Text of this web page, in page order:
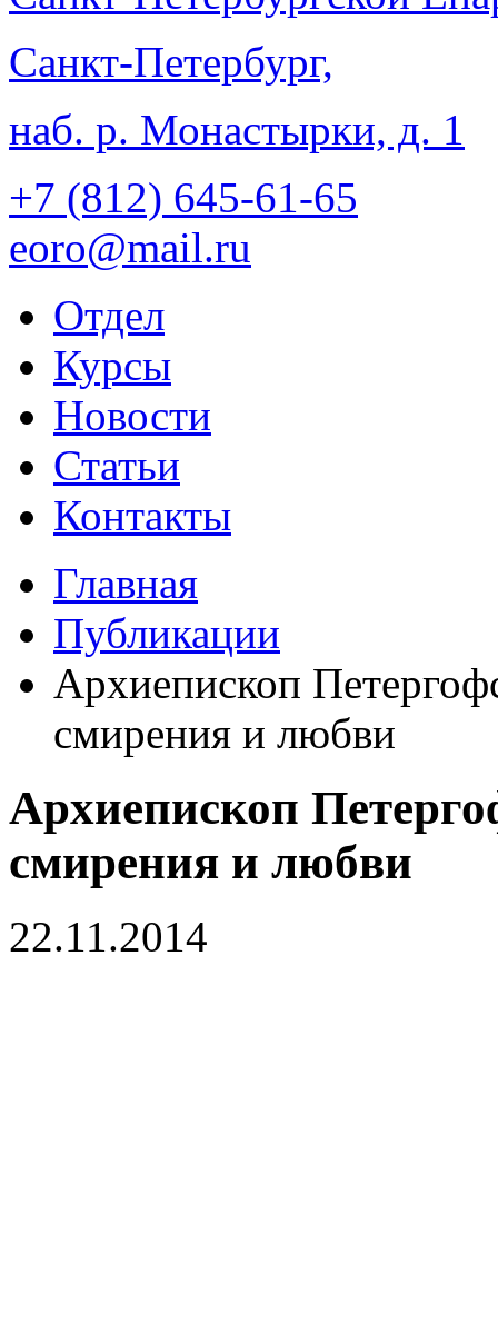
Санкт-Петербург,
наб. р. Монастырки, д. 1
+7 (812) 645-61-65
eoro@mail.ru
Отдел
Курсы
Новости
Статьи
Контакты
Главная
Публикации
Архиепископ
смирения и любви
Архиепископ
смирения и любви
22.11.2014